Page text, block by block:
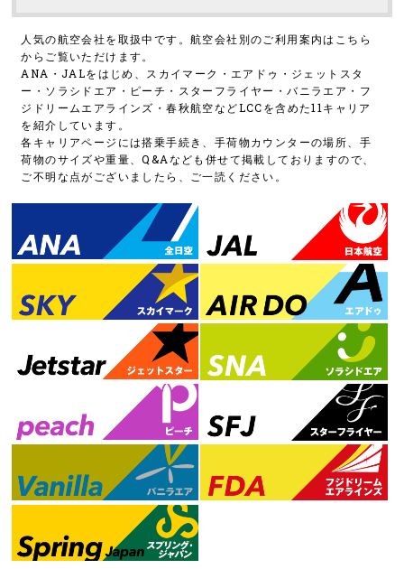
人気の航空会社を取扱中です。航空会社別のご利用案内はこちら
からご覧いただけます。
ANA・JALをはじめ、スカイマーク・エアドゥ・ジェットスタ
ー・ソラシドエア・ピーチ・スターフライヤー・バニラエア・フ
ジドリームエアラインズ・春秋航空などLCCを含めた11キャリア
を紹介しています。
各キャリアページには搭乗手続き、手荷物カウンターの場所、手
荷物のサイズや重量、Q&Aなども併せて掲載しておりますので、
ご不明な点がございましたら、ご一読ください。